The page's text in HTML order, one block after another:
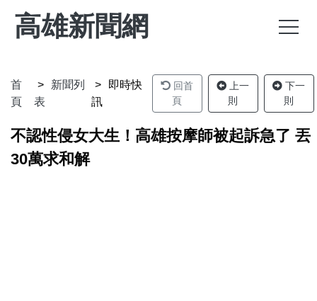
高雄新聞網
首
頁
新聞列
表
即時快
訊
回首
頁
上一
則
下一
則
不認性侵女大生！高雄按摩師被起訴急了 丟
30萬求和解